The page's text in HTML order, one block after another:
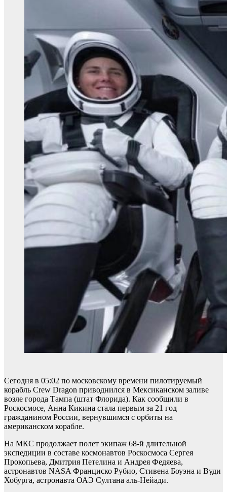
Сегодня в 05:02 по московскому времени пилотируемый
корабль Crew Dragon приводнился в Мексиканском заливе
возле города Тампа (штат Флорида). Как сообщили в
Роскосмосе, Анна Кикина стала первым за 21 год
гражданином России, вернувшимся с орбиты на
американском корабле.
На МКС продолжает полет экипаж 68-й длительной
экспедиции в составе космонавтов Роскосмоса Сергея
Прокопьева, Дмитрия Петелина и Андрея Федяева,
астронавтов NASA Франциско Рубио, Стивена Боуэна и Вуди
Хобурга, астронавта ОАЭ Султана аль-Нейади.